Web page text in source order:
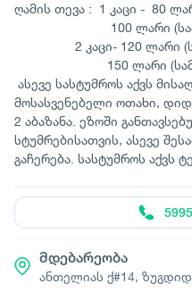
ღამის თევა : 1 კაცი - 80
100 ლარი
2 კაცი- 120 ლარი
150 ლარი
ასევე სასტუმროს აქვს
მოსასვენებელი ოთახი,
2 აბაზანა. ეზოში
სტუმრებისათვის, ასევე
გაჩერება. სასტუმროს აქვს
მდებარეობა
ანთელიას ქ#14,